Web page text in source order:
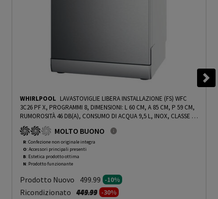
WHIRLPOOL LAVASTOVIGLIE LIBERA INSTALLAZIONE (FS) WFC
3C26 PF X, PROGRAMMI 8, DIMENSIONI: L 60 CM, A 85 CM, P 59 CM,
RUMOROSITÀ 46 DB(A), CONSUMO DI ACQUA 9,5 L, INOX, CLASSE E
- PRMG GRADING ROBN - 10%
MOLTO BUONO
R: Confezione non originale integra
O: Accessori principali presenti
B: Estetica prodotto ottima
N: Prodotto funzionante
Prodotto Nuovo 499.99 -10%
Ricondizionato Prezzo ridotto da
449.99a-30%